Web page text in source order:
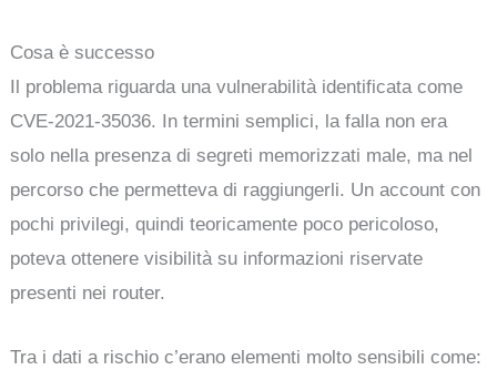
Cosa è successo
Il problema riguarda una vulnerabilità identificata come
CVE-2021-35036. In termini semplici, la falla non era
solo nella presenza di segreti memorizzati male, ma nel
percorso che permetteva di raggiungerli. Un account con
pochi privilegi, quindi teoricamente poco pericoloso,
poteva ottenere visibilità su informazioni riservate
presenti nei router.
Tra i dati a rischio c’erano elementi molto sensibili come: